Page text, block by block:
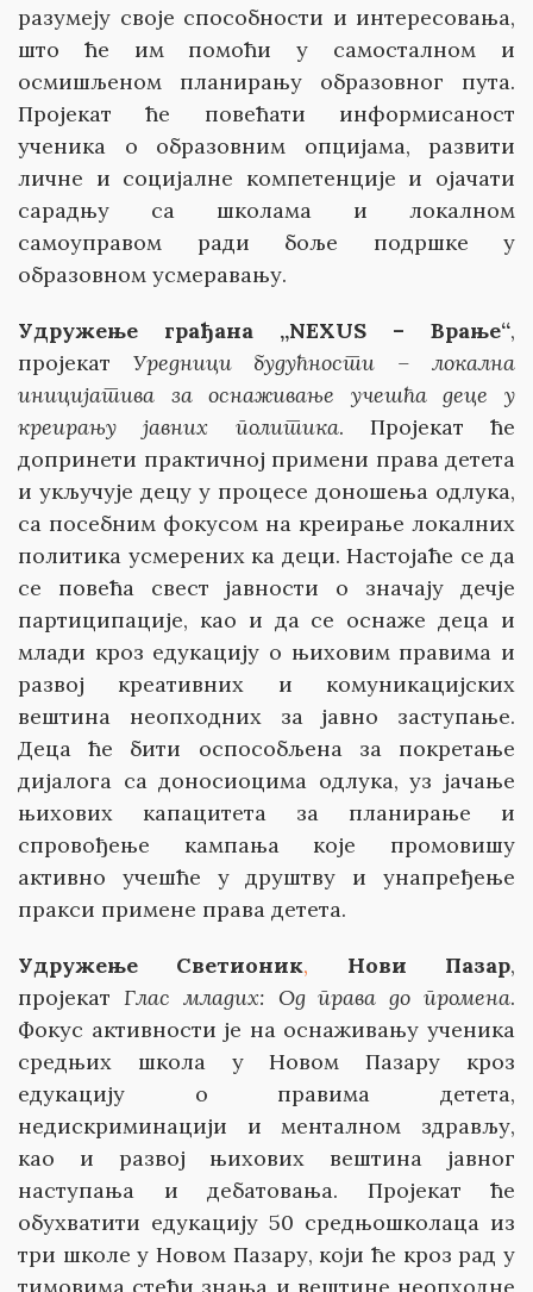
разумеју своје способности и интересовања,
што ће им помоћи у самосталном и
осмишљеном планирању образовног пута.
Пројекат ће повећати информисаност
ученика о образовним опцијама, развити
личне и социјалне компетенције и ојачати
сарадњу са школама и локалном
самоуправом ради боље подршке у
образовном усмеравању.
Удружење грађана „NEXUS – Врање“,
пројекат Уредници будућности – локална
иницијатива за оснаживање учешћа деце у
креирању јавних политика. Пројекат ће
допринети практичној примени права детета
и укључује децу у процесе доношења одлука,
са посебним фокусом на креирање локалних
политика усмерених ка деци. Настојаће се да
се повећа свест јавности о значају дечје
партиципације, као и да се оснаже деца и
млади кроз едукацију о њиховим правима и
развој креативних и комуникацијских
вештина неопходних за јавно заступање.
Деца ће бити оспособљена за покретање
дијалога са доносиоцима одлука, уз јачање
њихових капацитета за планирање и
спровођење кампања које промовишу
активно учешће у друштву и унапређење
пракси примене права детета.
Удружење Светионик, Нови Пазар,
пројекат Глас младих: Од права до промена.
Фокус активности је на оснаживању ученика
средњих школа у Новом Пазару кроз
едукацију о правима детета,
недискриминацији и менталном здрављу,
као и развој њихових вештина јавног
наступања и дебатовања. Пројекат ће
обухватити едукацију 50 средњошколаца из
три школе у Новом Пазару, који ће кроз рад у